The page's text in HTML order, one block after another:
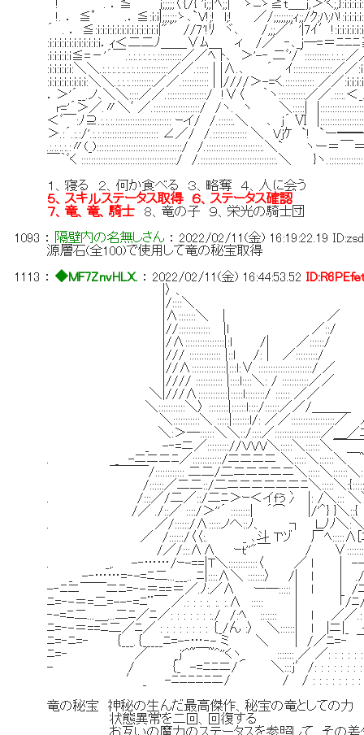
! . ．≦ j;;;;;〈｛/{ 'i;;|ﾍ;;| ゝﾆゞ≧t＿_j,＞'く
!. ． ≦ﾟ .．≦:i:i|;;;;;;ゝ､`V!;! l;! ／/;;;;;;;;ｨ;;/ｸ;ﾊ;ﾊ
´ . ． ≦:i:i:i:i:i:i:i:i:i:i:i:i:i|"´ //7'!ﾘ ヾ､ /,;;／´ '|7ｲ
:i:i:i:i:i:i:i:i:i:i:i．ｨ＜二二ﾉ＿＿∨ﾑ＿ ィ /／ ‐､
:i:i:i:i:i≦=－'´￣.:.:.:.:.:.:.::::::::::／／ﾍ ﾄ､ ＞'-‐ 二ﾞ'/
:i:i:i:i:i:＼＼.:.:.:.:.:.:.:.:.:::::::::::／／.::::: | |∧.､ ´ ｲ::::::::::::::::／／
:i:i:i:i:i:i:i:i:＼＼.:.:.:.:::::::::／／.::::::::::: | |////＞-=く.:::::::::::: ／
．＞'´__.ノ､＼＼::::／／.::::::::::::::::/ !∨〈 ｀ヽ:::::::::::／／.::::.＜
r='´＞／.〃＼ﾞ ／.:::::::::::::::::::/ /ヽ. ヽ ＼:::::|
＜ﾞ￣:ﾉ⊇.:.:.:.::::::::::::::::::::::: ｰイ/ /.::::::.＼ ､ j´ Ⅵ
＞.:´.:.:/'.:.:.::::::::::::::::::::::: ∠／/ /.:::::::::::::: ＼ Vjｹ `! `ー
.:.:.:.:.:〃(_):::::::::::::::::::::::::::::::::::/ /.:::::::::::::::::::::::.＼` ヽー＝￣
￣｀ﾞく :::::::::::::::::::::::::::::::::::::::/ /.:::::::::::::::::::::::::::::::.＼ }ヽ
１、寝る ２、何か食べる ３、略奪 ４、人に会う
５、スキルステータス取得 ６、ステータス確認
７、竜、竜、騎士 ８、竜の子 ９、栄光の騎士団
1093 ： 隔壁内の名無しさん ：2022/02/11(金) 16:19:22.19
源層石(全100)で使用して竜の秘宝取得
1113 ：◆MF7ZnvHLX. ：2022/02/11(金) 16:44:53.52
|〉 、
|/::::＼
|Λ:::::::＼ ｜ ／
|//::::::::::::: |l ／::/
|/Λ::::::::::::::::|:ｌ /| ／::::::/
|/// ::::::::::::: |::l /: | ／:::::::::/
|//Λ::::::::::::::|:::l:∨ ::::::::::::::::::::::/ ／
|//// ::::::::::: |::::l::::＼: /
＼|///Λ::::::::::::|:::::l::::::::/ :::::: ／／
＼:::::::::::＼〉 ::::::::|::::::l::::/::::::／／/＿＿
＼:::::::::::＼ :::::|:::::::l/: ／／::::::::::::::::::／
＼:＞―::::::＼＼::/::::／:::::::::::::::::::／＿／ﾆ
_ -‐=ニ／::::::::://ＶVV＼:::::＼::::::＼￣￣￣
. _ -ニニニﾆ／::::::::::::/ニニニニ ＼:::::＼::::::＼￣
￣￣￣/:::::::::::: 二二/二ニニニニニ＼:::::＼::::::＼
/::::::／二二::/二ニニニニニニﾆ＼:::::＼
. /:::／/二／::/二ﾆ＞ｰ＜イfぅ冫 |: /＼::: ＼＼
/／ ./::／ ::::/＞''´ ::::::::| ´⌒ |/'＾} }＼::{
. ／/::::::/Λ:::::ノへ::ﾉ、 ┐ Ｌﾉﾉ＼:＼
／ /::::::/〈〈:. _ ､斗 Tヅ 厂ﾍ:::::Λ[ﾆ
/／/:::ΛΛ ｰｔ''"￣ /
. _,. -‐……/ｰ-==|T＼::::::::::::〈 ／ l |
_ -‐……=‐-=ﾆ二...___.. ﾆ|::::Λ＼ :::::::
-‐ﾆニ￣￣ニﾆ=‐-＝==＝／.ﾉ:／Λ ー―::::: | l | /
ﾆ=‐-＝=二=--‐=ﾆ¨￣ ／.: : : :. :. :.Λ ::::: ｜ 「/ﾆ/
‐-=ﾆ二...＿...二ﾆ／ﾆ／: : : : : : :./ /:ﾍ ::::::: | l ／／.: :
ﾆ=‐-＝==ﾆ二／ﾆ／ : : : : : : : : ｛_/ん :〉 ＼
ﾆ=‐ﾆ=‐ ｛___.｛_____ﾆ=-‐…‐- ミ ＼ | /／ﾆ=‐
ﾆ=‐ ／ _j'^~￣~^''くヽ_ ::::::: ／ ／: : : : :
- / ｛_ -=ﾆﾆニ/´ ＼:::j′/: : : : : : : : :
′ _ -ﾆﾆﾆﾆﾆニ/ / / : : : : : : : : :
竜の秘宝 神秘の生んだ最高傑作、秘宝の竜としての力
状態異常を二回、回復する
お互いの魔力のステータスを参照して、その差